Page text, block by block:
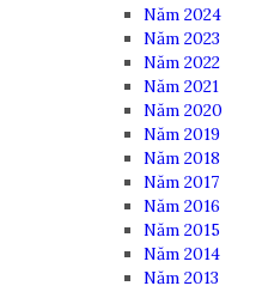
Năm 2024
Năm 2023
Năm 2022
Năm 2021
Năm 2020
Năm 2019
Năm 2018
Năm 2017
Năm 2016
Năm 2015
Năm 2014
Năm 2013